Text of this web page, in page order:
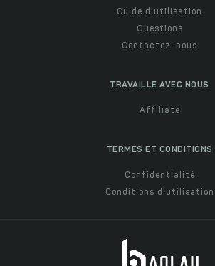
Guide d'utilisation
Questions
Contactez-nous
TRAVAILLE AVEC NOUS
Affiliate
TERMES ET CONDITIONS
Confidentialité
Conditions d'utilisation